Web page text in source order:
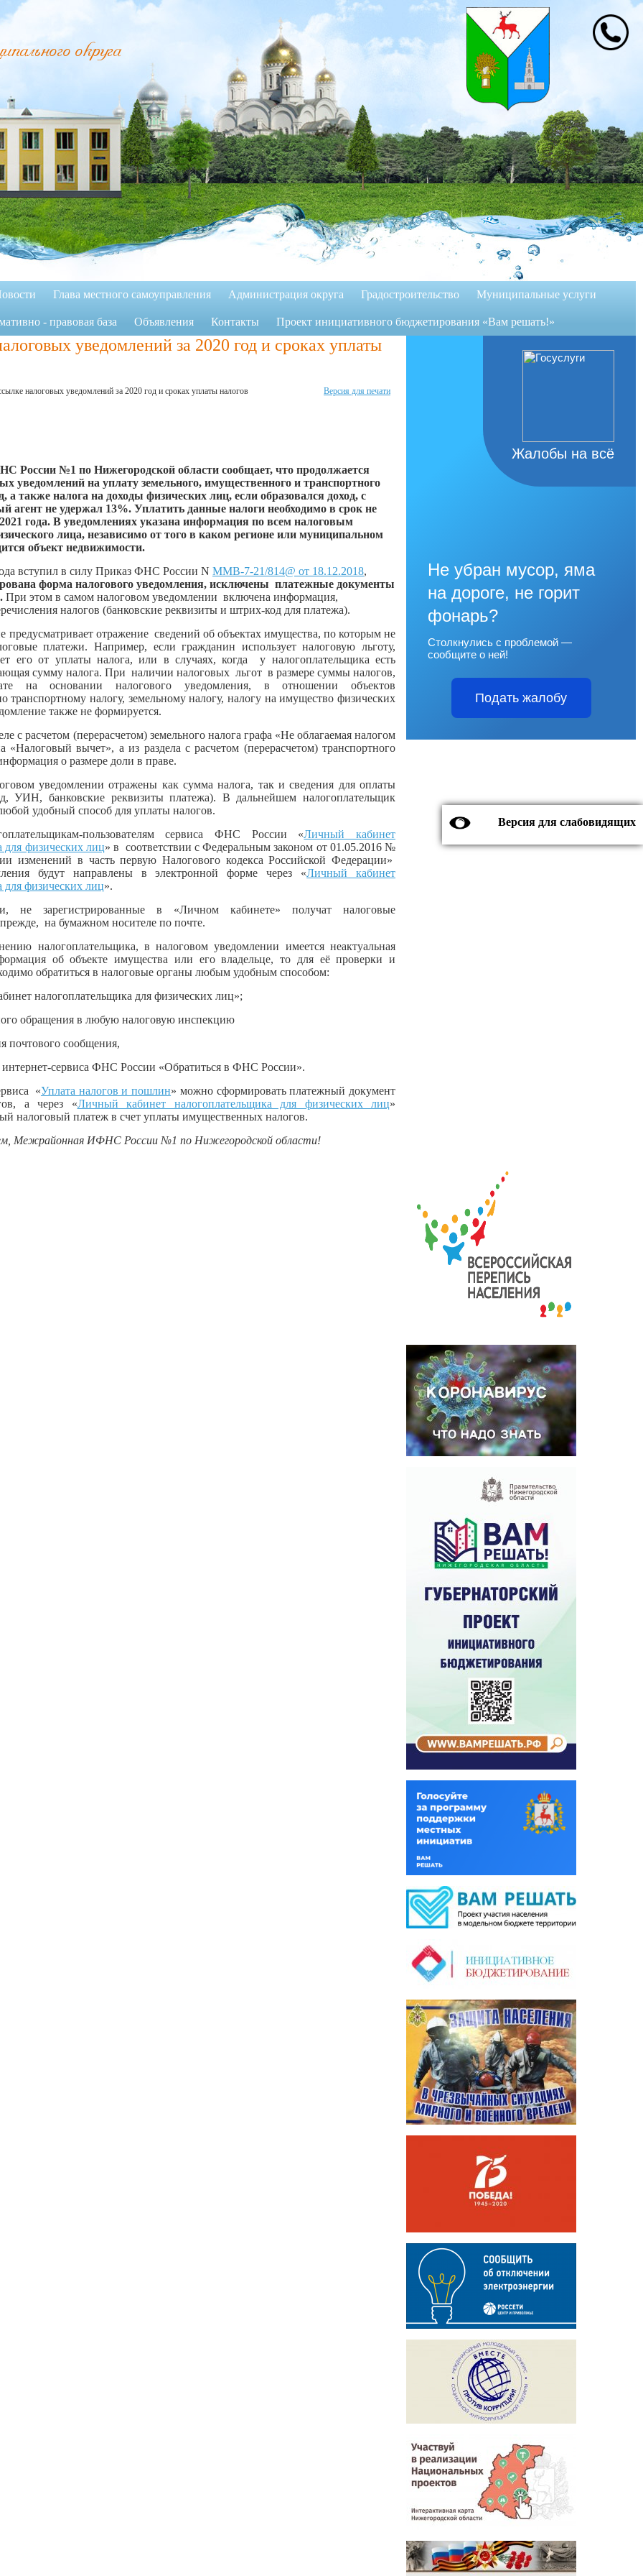
Версия для слабовидящих
Глава местного самоуправления Администрация округа Градостроительство Муниципальные услуги
- правовая база Объявления Контакты Проект инициативного бюджетирования «Вам решать!»
уведомлений за 2020 год и сроках уплаты
налоговых уведомлений за 2020 год и сроках уплаты налогов Версия для печати
России №1 по Нижегородской области сообщает, что продолжается
уведомлений на уплату земельного, имущественного и транспортного
а также налога на доходы физических лиц, если образовался доход, с
агент не удержал 13%. Уплатить данные налоги необходимо в срок не
2021 года. В уведомлениях указана информация по всем налоговым
лица, независимо от того в каком регионе или муниципальном
объект недвижимости.
вступил в силу Приказ ФНС России N ММВ-7-21/814@ от 18.12.2018,
форма налогового уведомления, исключены платежные документы
При этом в самом налоговом уведомлении включена информация,
налогов (банковские реквизиты и штрих-код для платежа).
отражение сведений об объектах имущества, по которым не
платежи. Например, если гражданин использует налоговую льготу,
его от уплаты налога, или в случаях, когда у налогоплательщика есть
сумму налога. При наличии налоговых льгот в размере суммы налогов,
на основании налогового уведомления, в отношении объектов
транспортному налогу, земельному налогу, налогу на имущество физических
также не формируется.
с расчетом (перерасчетом) земельного налога графа «Не облагаемая налогом
«Налоговый вычет», а из раздела с расчетом (перерасчетом) транспортного
о размере доли в праве.
уведомлении отражены как сумма налога, так и сведения для оплаты
УИН, банковские реквизиты платежа). В дальнейшем налогоплательщик
удобный способ для уплаты налогов.
пользователям сервиса ФНС России «Личный кабинет
для физических лиц» в соответствии с Федеральным законом от 01.05.2016 №
изменений в часть первую Налогового кодекса Российской Федерации»
будут направлены в электронной форме через «Личный кабинет
для физических лиц».
не зарегистрированные в «Личном кабинете» получат налоговые
на бумажном носителе по почте.
в налоговом уведомлении имеется неактуальная
об объекте имущества или его владельце, то для её проверки и
обратиться в налоговые органы любым удобным способом:
налогоплательщика для физических лиц»;
обращения в любую налоговую инспекцию
почтового сообщения,
интернет-сервиса ФНС России «Обратиться в ФНС России».
«Уплата налогов и пошлин» можно сформировать платежный документ
а через «Личный кабинет налогоплательщика для физических лиц»
налоговый платеж в счет уплаты имущественных налогов.
Межрайонная ИФНС России №1 по Нижегородской области!
Жалобы на всё
Не убран мусор, яма
на дороге, не горит
фонарь?
Столкнулись с проблемой —
сообщите о ней!
Подать жалобу
округа